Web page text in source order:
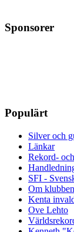
Sponsorer
Populärt
Silver och
Länkar
Rekord-
SFI -
Om klubben
Kenta
Ove Lehto